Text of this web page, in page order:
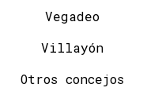
Vegadeo
Villayón
Otros concejos